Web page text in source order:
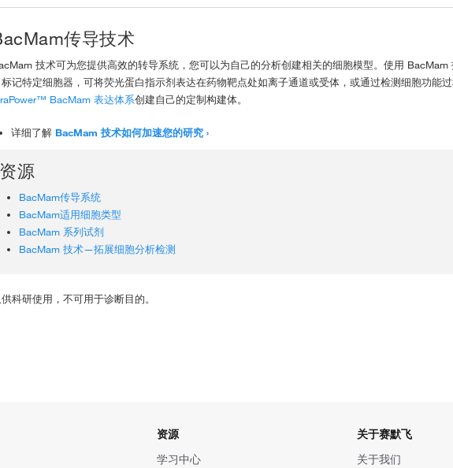
传导技术
技术可为您提供高效的转导系统，您可以为自己的分析创建相关的细胞模型。使用 BacMam
记特定细胞器，可将荧光蛋白指示剂表达在药物靶点处如离子通道或受体，或通过检测细胞功能
BacMam 表达体系创建自己的定制构建体。
详细了解 BacMam 技术如何加速您的研究
资源
BacMam传导系统
BacMam适用细胞类型
BacMam 系列试剂
BacMam 技术—拓展细胞分析检测
科研使用，不可用于诊断目的。
资源
学习中心
关于赛默飞
关于我们